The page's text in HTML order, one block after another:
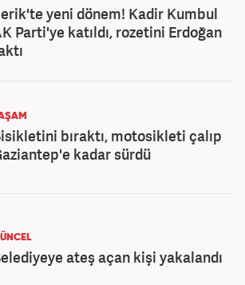
yeni dönem! Kadir Kumbul
Parti'ye katıldı, rozetini Erdoğan
bıraktı, motosikleti çalıp
kadar sürdü
ateş açan kişi yakalandı